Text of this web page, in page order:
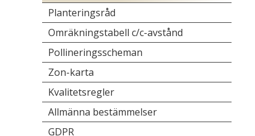
Planteringsråd
Omräkningstabell c/c-avstånd
Pollineringsscheman
Zon-karta
Kvalitetsregler
Allmänna bestämmelser
GDPR